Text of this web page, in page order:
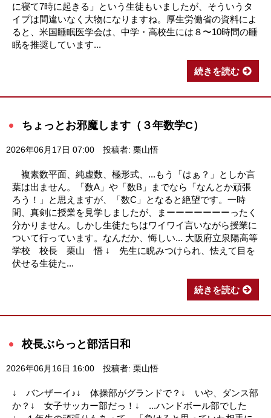
に寝て7時に起きる」という生徒もいましたが、そういうタ
イプは間違いなく大物になりますね。厚生労働省の資料によ
ると、米国睡眠医学会は、中学・高校生には８〜10時間の睡
眠を推奨しています...
続きを読む
ちょっとお邪魔します（３年数学C）
2026年06月17日 07:00 投稿者: 栗山悟
複素数平面、純虚数、極形式、...もう「はぁ？」としか言
葉は出ません。「数A」や「数B」までなら「なんとか頑張
ろう！」と思えますが、「数C」となると絶望です。一時
間、真剣に授業を見学しましたが、まーーーーーーーったく
分かりません。しかし生徒たちはワイワイ言いながら授業に
ついて行っています。なんだか、悔しい... 大阪府立泉陽高等
学校 校長 栗山 悟 ↓ 先生に睨みつけられ、怯えて目を
伏せる生徒た...
続きを読む
校長ぶらっと部活日和
2026年06月16日 16:00 投稿者: 栗山悟
↓ バンザーイ♪↓ 体操部がグランドで？↓ いや、ダンス部
か？↓ 女子サッカー部だっ！↓ ...ハンドボール部でした